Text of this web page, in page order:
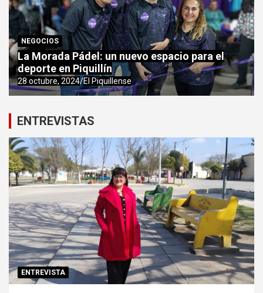
NEGOCIOS
La Morada Pádel: un nuevo espacio para el
deporte en Piquillín
28 octubre, 2024 El Piquillense
ENTREVISTAS
ENTREVISTA